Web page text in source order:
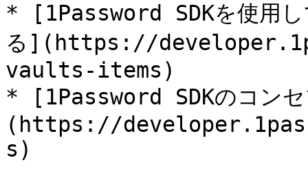
* [1Password SDKを使用し
る](https://
vaults-items)
* [1Password SDKのコン
(https://